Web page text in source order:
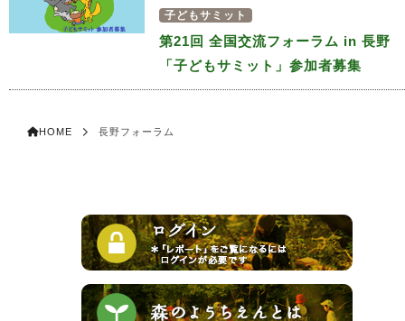
子どもサミット
第21回 全国交流フォーラム in 長野
「子どもサミット」参加者募集
HOME 長野フォーラム